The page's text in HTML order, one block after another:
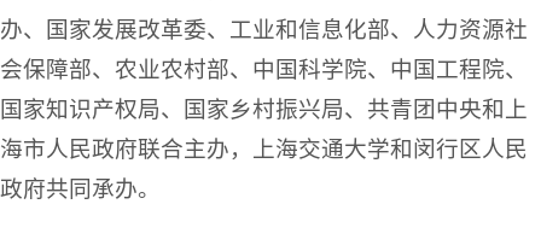
办、国家发展改革委、工业和信息化部、人力资源社
会保障部、农业农村部、中国科学院、中国工程院、
国家知识产权局、国家乡村振兴局、共青团中央和上
海市人民政府联合主办，上海交通大学和闵行区人民
政府共同承办。